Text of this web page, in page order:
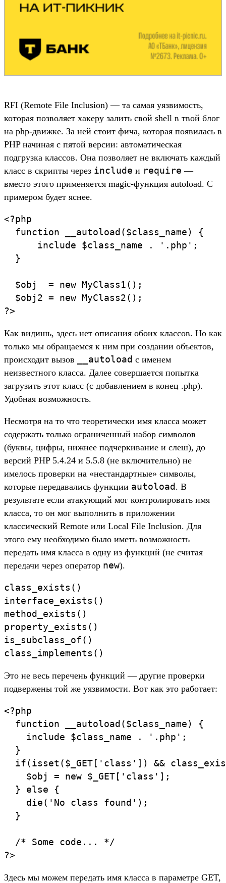
RFI (Remote File Inclusion) — та самая уязвимость,
которая позволяет хакеру залить свой shell в твой блог
на php-движке. За ней стоит фича, которая появилась в
PHP начиная с пятой версии: автоматическая
подгрузка классов. Она позволяет не включать каждый
класс в скрипты через include и require —
вместо этого применяется magic-функция autoload. С
примером будет яснее.
<?php
  function __autoload($class_name) {
      include $class_name . '.php';
  }
  $obj  = new MyClass1();
  $obj2 = new MyClass2();
?>
Как видишь, здесь нет описания обоих классов. Но как
только мы обращаемся к ним при создании объектов,
происходит вызов
__autoload с именем
неизвестного класса. Далее совершается попытка
загрузить этот класс (с добавлением в конец .php).
Удобная возможность.
Несмотря на то что теоретически имя класса может
содержать только ограниченный набор символов
(буквы, цифры, нижнее подчеркивание и слеш), до
версий PHP 5.4.24 и 5.5.8 (не включительно) не
имелось проверки на «нестандартные» символы,
которые передавались функции autoload. В
результате если атакующий мог контролировать имя
класса, то он мог выполнить в приложении
классический Remote или Local File Inclusion. Для
этого ему необходимо было иметь возможность
передать имя класса в одну из функций (не считая
передачи через оператор new).
class_exists()
interface_exists()
method_exists()
property_exists()
is_subclass_of()
class_implements()
Это не весь перечень функций — другие проверки
подвержены той же уязвимости. Вот как это работает:
<?php
  function __autoload($class_name) {
    include $class_name . '.php';
  }
if(isset($_GET['class']) &&
    $obj = new $_GET['class'];
  } else {
    die('No class found');
  }
  /* Some code... */
?>
Здесь мы можем передать имя класса в параметре GET,